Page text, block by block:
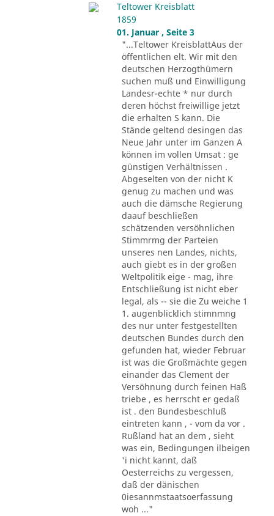
Teltower Kreisblatt
1859
01. Januar , Seite 3
"...Teltower KreisblattAus der
öffentlichen elt. Wir mit den
deutschen Herzogthümern
suchen muß und Einwilligung
Landesr-echte * nur durch
deren höchst freiwillige jetzt
die erhalten S kann. Die
Stände geltend desingen das
Neue Jahr unter im Ganzen A
können im vollen Umsat : ge
günstigen Verhältnissen .
Abgeselten von der nicht K
genug zu machen und was
auch die dämsche Regierung
daauf beschließen
schätzenden versöhnlichen
Stimmrmg der Parteien
unseres nen Landes, nichts,
auch giebt es in der großen
Weltpolitik eige - mag, ihre
Entschließung ist nicht eber
legal, als -- sie die Zu weiche 1
1. augenblicklich stimnmng
des nur unter festgestellten
deutschen Bundes durch den
gefunden hat, wieder Februar
ist was die Großmächte gegen
einander das Clement der
Versöhnung durch feinen Haß
triebe , es herrscht er gedaß
ist . den Bundesbeschluß
eintreten kann , - vom da vor .
Rußland hat an dem , sieht
was ein, Bedingungen ilbeigen
'i nicht kannt, daß
Oesterreichs zu vergessen,
daß der dänischen
0iesannmstaatsoerfassung
woh ..."